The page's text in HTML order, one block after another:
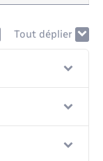
Tout déplier